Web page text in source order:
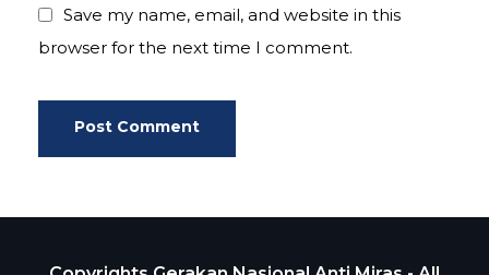
Save my name, email, and website in this
browser for the next time I comment.